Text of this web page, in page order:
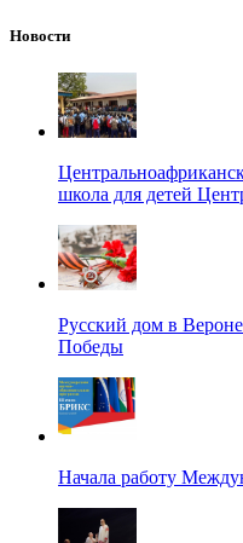
Новости
школа для детей
Русский дом в
Победы
Начала работу